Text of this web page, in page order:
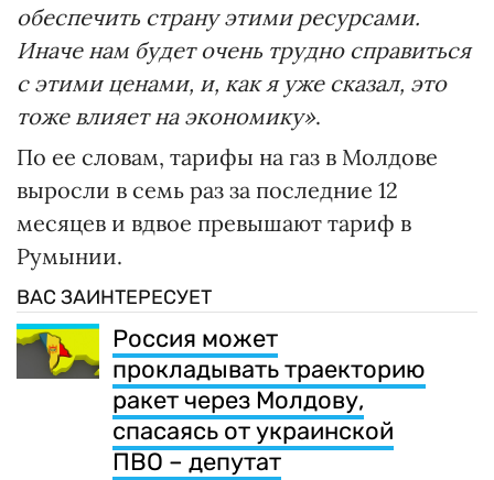
обеспечить страну этими ресурсами.
Иначе нам будет очень трудно справиться
с этими ценами, и, как я уже сказал, это
тоже влияет на экономику».
По ее словам, тарифы на газ в Молдове
выросли в семь раз за последние 12
месяцев и вдвое превышают тариф в
Румынии.
ВАС ЗАИНТЕРЕСУЕТ
Россия может
прокладывать траекторию
ракет через Молдову,
спасаясь от украинской
ПВО – депутат